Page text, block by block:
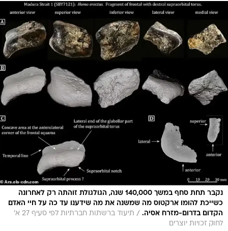
נקבר תחת סחף במשך 140,000 שנה, הגולגולת זוהתה רק לאחרונה
כשייכת להומו ארקטוס מה שמשנה את מה שידענו עד כה על חיי האדם
הקדום בדרום-מזרח אסיה. /
תיעוד ברשתות חברתיות לפי סעיף 27 א'
לחוק זכויות יוצרים